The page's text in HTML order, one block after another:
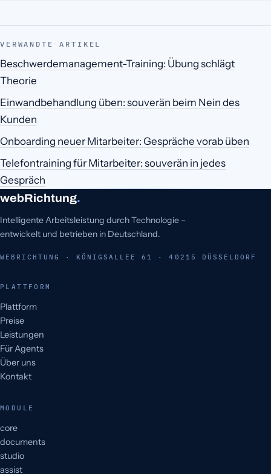
VERWANDTE ARTIKEL
Beschwerdemanagement-Training: Übung schlägt
Theorie
Einwandbehandlung üben: souverän beim Nein des
Kunden
Onboarding neuer Mitarbeiter: Gespräche vorab üben
Telefontraining für Mitarbeiter: souverän in jedes
Gespräch
webRichtung.
Intelligente Arbeitsleistung durch Technologie –
entwickelt und betrieben in Deutschland.
WEBRICHTUNG · KÖNIGSALLEE 61 · 40215 DÜSSELDORF
PLATTFORM
Plattform
Preise
Leistungen
Für Agents
Über uns
Kontakt
MODULE
core
documents
studio
assist